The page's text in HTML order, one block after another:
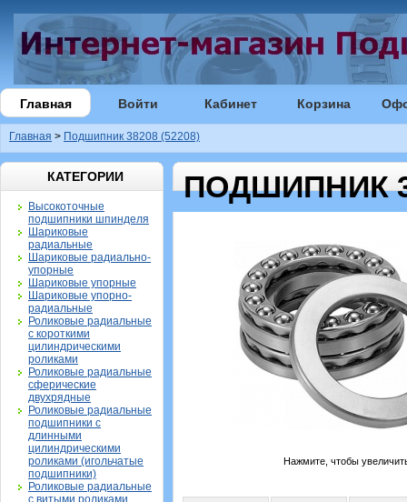
Главная Войти Кабинет Корзина
Главная > Подшипник 38208 (52208)
КАТЕГОРИИ
Высокоточные
подшипники шпинделя
Шариковые
радиальные
Шариковые радиально-
упорные
Шариковые упорные
Шариковые упорно-
радиальные
Роликовые радиальные
с короткими
цилиндрическими
роликами
Роликовые радиальные
сферические
двухрядные
Роликовые радиальные
подшипники с
длинными
цилиндрическими
роликами (игольчатые
подшипники)
Роликовые радиальные
с витыми роликами
ПОДШИПНИК
Нажмите, чтобы